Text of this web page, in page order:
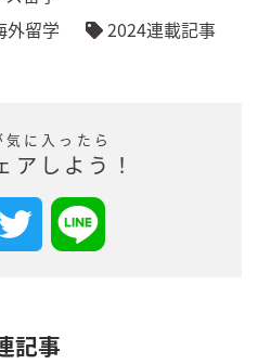
外留学 2024連載記事
に入ったら
アしよう！
記事